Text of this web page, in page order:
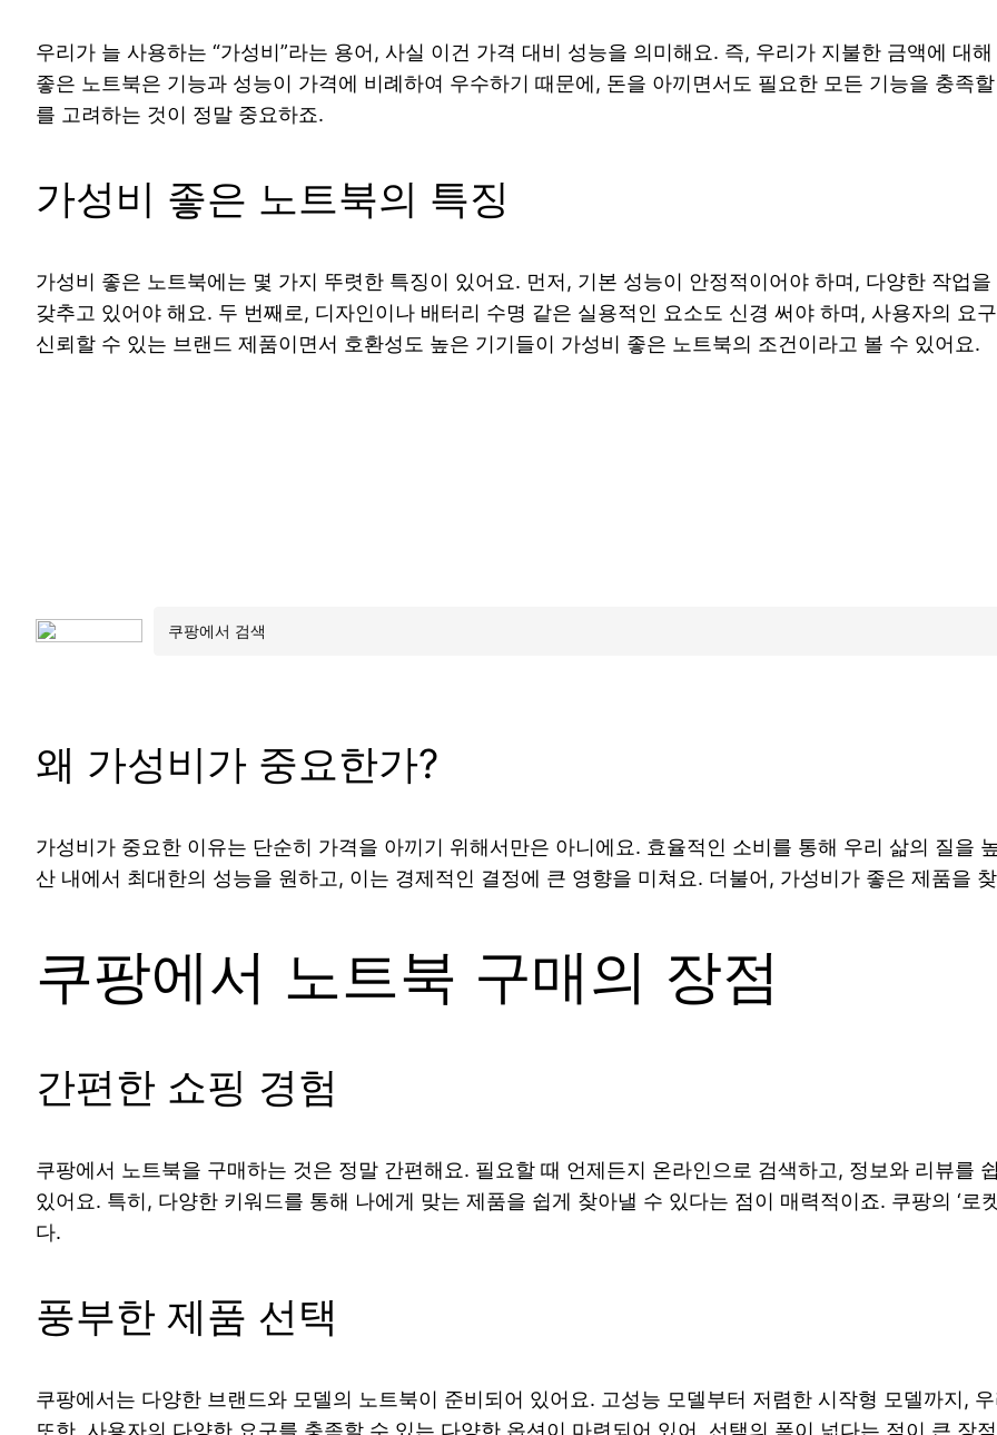
우리가 늘 사용하는 “가성비”라는 용어, 사실 이건 가격 대비 성능을 의미해요. 즉, 우리가 지불한 금액에 대
좋은 노트북은 기능과 성능이 가격에 비례하여 우수하기 때문에, 돈을 아끼면서도 필요한 모든 기능을 충족
를 고려하는 것이 정말 중요하죠.
가성비 좋은 노트북의 특징
가성비 좋은 노트북에는 몇 가지 뚜렷한 특징이 있어요. 먼저, 기본 성능이 안정적이어야 하며, 다양한 작업
갖추고 있어야 해요. 두 번째로, 디자인이나 배터리 수명 같은 실용적인 요소도 신경 써야 하며, 사용자의 요
신뢰할 수 있는 브랜드 제품이면서 호환성도 높은 기기들이 가성비 좋은 노트북의 조건이라고 볼 수 있어요.
왜 가성비가 중요한가?
가성비가 중요한 이유는 단순히 가격을 아끼기 위해서만은 아니에요. 효율적인 소비를 통해 우리 삶의 질을
산 내에서 최대한의 성능을 원하고, 이는 경제적인 결정에 큰 영향을 미쳐요. 더불어, 가성비가 좋은 제품을
쿠팡에서 노트북 구매의 장점
간편한 쇼핑 경험
쿠팡에서 노트북을 구매하는 것은 정말 간편해요. 필요할 때 언제든지 온라인으로 검색하고, 정보와 리뷰를
있어요. 특히, 다양한 키워드를 통해 나에게 맞는 제품을 쉽게 찾아낼 수 있다는 점이 매력적이죠. 쿠팡의 ‘로
다.
풍부한 제품 선택
쿠팡에서는 다양한 브랜드와 모델의 노트북이 준비되어 있어요. 고성능 모델부터 저렴한 시작형 모델까지,
또한, 사용자의 다양한 요구를 충족할 수 있는 다양한 옵션이 마련되어 있어, 선택의 폭이 넓다는 점이 큰 장